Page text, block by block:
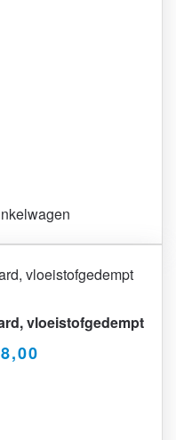
vloeistofgedempt